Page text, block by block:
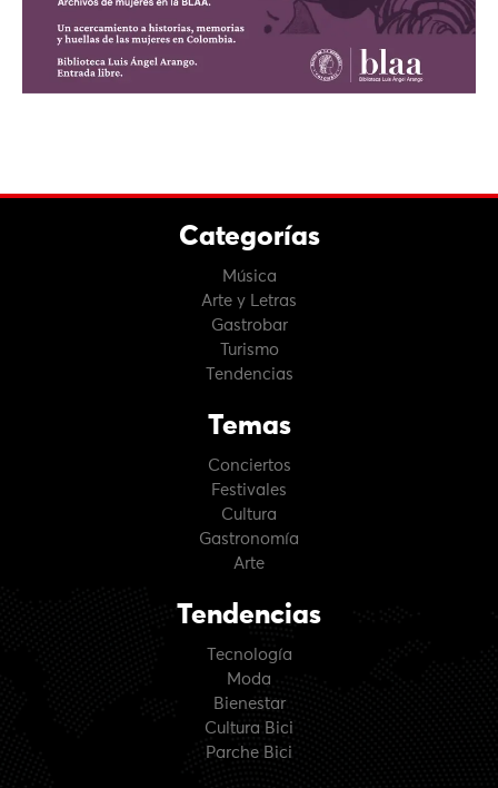
Categorías
Música
Arte y Letras
Gastrobar
Turismo
Tendencias
Temas
Conciertos
Festivales
Cultura
Gastronomía
Arte
Tendencias
Tecnología
Moda
Bienestar
Cultura Bici
Parche Bici